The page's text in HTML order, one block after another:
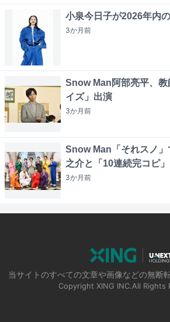
小泉今日子が2026年内
3か月前
Snow Man阿部亮平、教
イズ」出演
3か月前
Snow Man「それスノ
之介と「10連続完コピ
3か月前
当サイトのすべての文章や画像などの無断
Copyright XING INC.All Rights